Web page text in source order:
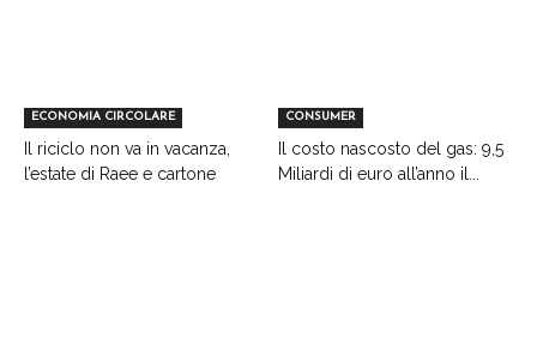
ECONOMIA CIRCOLARE
Il riciclo non va in vacanza,
l’estate di Raee e cartone
CONSUMER
Il costo nascosto del gas: 9,5
Miliardi di euro all’anno il...